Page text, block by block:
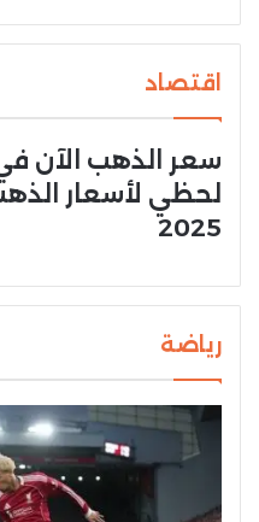
اقتصاد
سعر الذهب الآن
2025
رياضة